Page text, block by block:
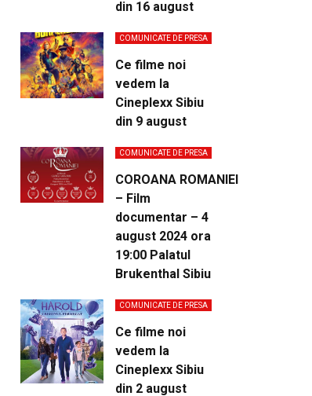
din 16 august
COMUNICATE DE PRESA
Ce filme noi
vedem la
Cineplexx Sibiu
din 9 august
COMUNICATE DE PRESA
COROANA ROMANIEI
– Film
documentar – 4
august 2024 ora
19:00 Palatul
Brukenthal Sibiu
COMUNICATE DE PRESA
Ce filme noi
vedem la
Cineplexx Sibiu
din 2 august